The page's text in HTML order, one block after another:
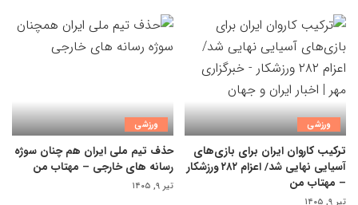
ورزشی
ترکیب کاروان ایران برای بازی‌های
آسیایی نهایی شد/ اعزام ۲۸۲ ورزشکار
– مهتاب من
تیر ۹, ۱۴۰۵
ورزشی
حذف تیم ملی ایران هم چنان سوژه
رسانه های خارجی – مهتاب من
تیر ۹, ۱۴۰۵